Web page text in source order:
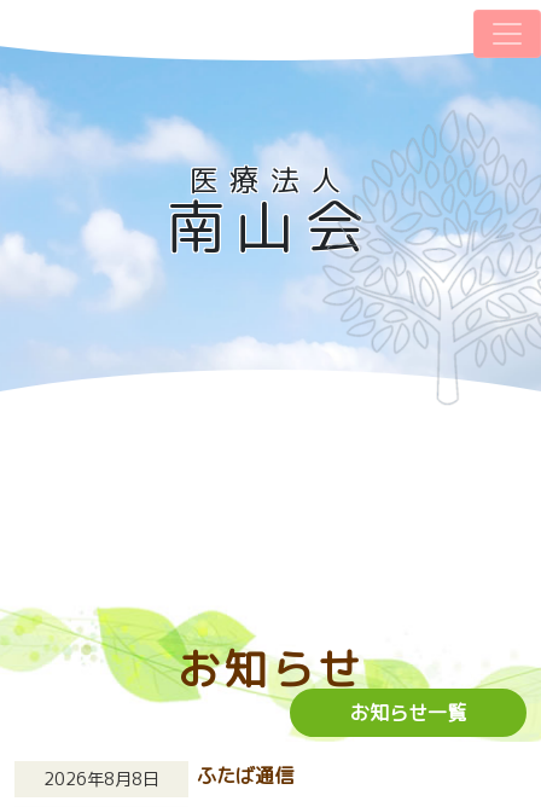
医療法人
南山会
お知らせ
お知らせ一覧
2026年8月8日 ふたば通信